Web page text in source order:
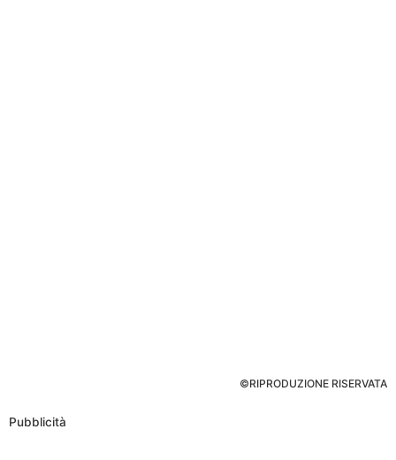
©RIPRODUZIONE RISERVATA
Pubblicità